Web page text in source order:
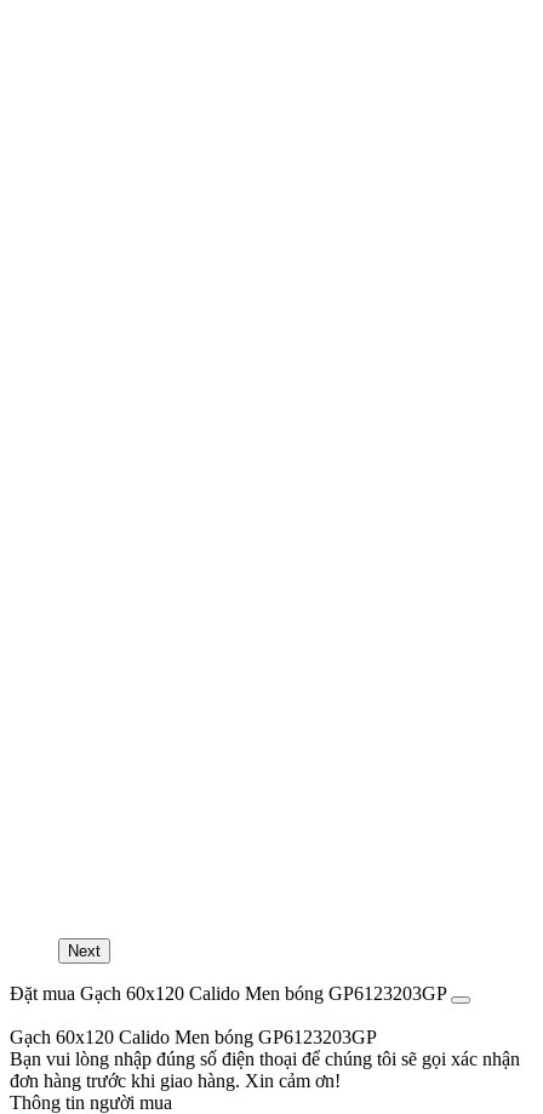
Next
Đặt mua Gạch 60x120 Calido Men bóng GP6123203GP
Gạch 60x120 Calido Men bóng GP6123203GP
Bạn vui lòng nhập đúng số điện thoại để chúng tôi sẽ gọi xác nhận
đơn hàng trước khi giao hàng. Xin cảm ơn!
Thông tin người mua